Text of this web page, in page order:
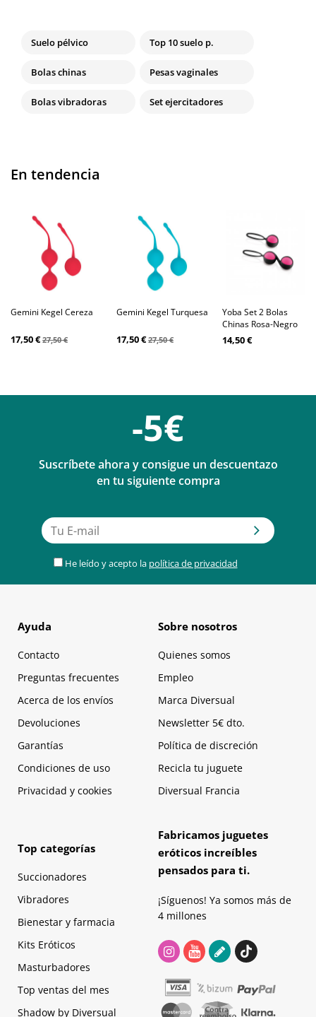
Suelo pélvico Top 10 suelo p.
Bolas chinas Pesas vaginales
Bolas vibradoras Set ejercitadores
En tendencia
Gemini Kegel Cereza
17,50 €27,50 €
Gemini Kegel Turquesa
17,50 €27,50 €
Yoba Set 2 Bolas
Chinas Rosa-Negro
14,50 €
-5€
Suscríbete ahora y consigue un descuentazo
en tu siguiente compra
He leído y acepto la política de privacidad
Ayuda
Contacto
Preguntas frecuentes
Acerca de los envíos
Devoluciones
Garantías
Condiciones de uso
Privacidad y cookies
Sobre nosotros
Quienes somos
Empleo
Marca Diversual
Newsletter 5€ dto.
Política de discreción
Recicla tu juguete
Diversual Francia
Top categorías
Succionadores
Vibradores
Bienestar y farmacia
Kits Eróticos
Masturbadores
Top ventas del mes
Shadow by Diversual
Fabricamos juguetes
eróticos increíbles
pensados para ti.
¡Síguenos! Ya somos más de
4 millones